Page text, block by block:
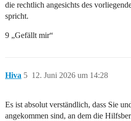
die rechtlich angesichts des
spricht.
9 „Gefällt mir“
Hiva 12. Juni 2026 um 14:28
5
Es ist absolut verständlich, dass Sie
angekommen sind, an dem die